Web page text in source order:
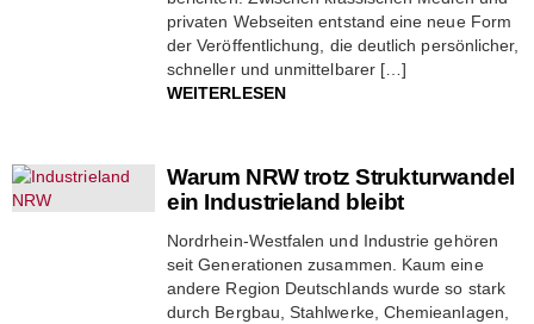
privaten Webseiten entstand eine neue Form
der Veröffentlichung, die deutlich persönlicher,
schneller und unmittelbarer […]
WEITERLESEN
Warum NRW trotz Strukturwandel
ein Industrieland bleibt
Nordrhein-Westfalen und Industrie gehören
seit Generationen zusammen. Kaum eine
andere Region Deutschlands wurde so stark
durch Bergbau, Stahlwerke, Chemieanlagen,